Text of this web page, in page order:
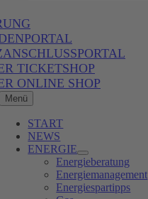
TICKETSHOP
ONLINE SHOP
Menü
START
NEWS
ENERGIE
Energieberatung
Energiemanagement
Energiespartipps